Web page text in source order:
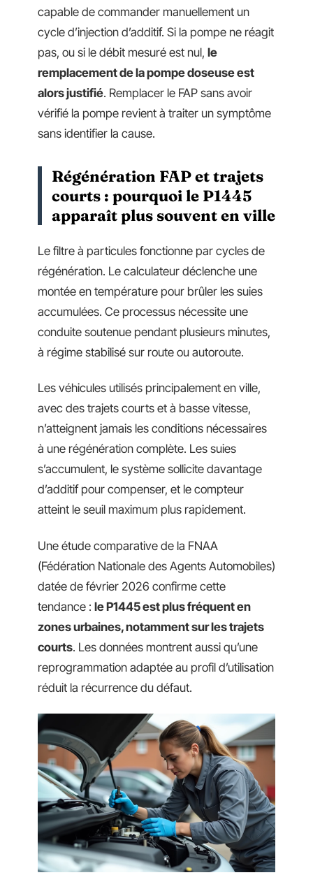
capable de commander manuellement un
cycle d’injection d’additif. Si la pompe ne réagit
pas, ou si le débit mesuré est nul, le
remplacement de la pompe doseuse est
alors justifié. Remplacer le FAP sans avoir
vérifié la pompe revient à traiter un symptôme
sans identifier la cause.
Régénération FAP et trajets
courts : pourquoi le P1445
apparaît plus souvent en ville
Le filtre à particules fonctionne par cycles de
régénération. Le calculateur déclenche une
montée en température pour brûler les suies
accumulées. Ce processus nécessite une
conduite soutenue pendant plusieurs minutes,
à régime stabilisé sur route ou autoroute.
Les véhicules utilisés principalement en ville,
avec des trajets courts et à basse vitesse,
n’atteignent jamais les conditions nécessaires
à une régénération complète. Les suies
s’accumulent, le système sollicite davantage
d’additif pour compenser, et le compteur
atteint le seuil maximum plus rapidement.
Une étude comparative de la FNAA
(Fédération Nationale des Agents Automobiles)
datée de février 2026 confirme cette
tendance : le P1445 est plus fréquent en
zones urbaines, notamment sur les trajets
courts. Les données montrent aussi qu’une
reprogrammation adaptée au profil d’utilisation
réduit la récurrence du défaut.